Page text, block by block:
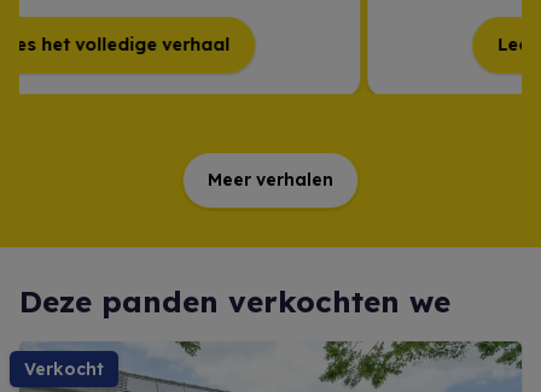
Lees het volledige verhaal
Meer verhalen
Deze panden verkochten we
verkocht